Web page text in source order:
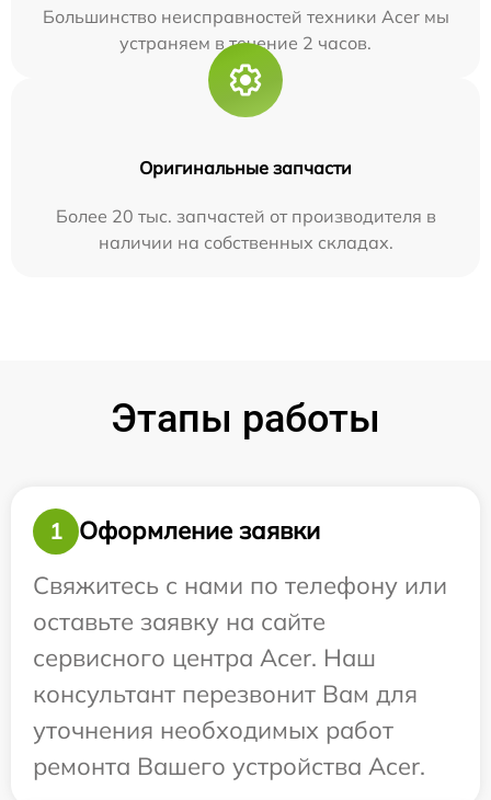
Большинство неисправностей техники Acer мы
устраняем в течение 2 часов.
Оригинальные запчасти
Более 20 тыс. запчастей от производителя в
наличии на собственных складах.
Этапы работы
1
Оформление заявки
Свяжитесь с нами по телефону или
оставьте заявку на сайте
сервисного центра Acer. Наш
консультант перезвонит Вам для
уточнения необходимых работ
ремонта Вашего устройства Acer.